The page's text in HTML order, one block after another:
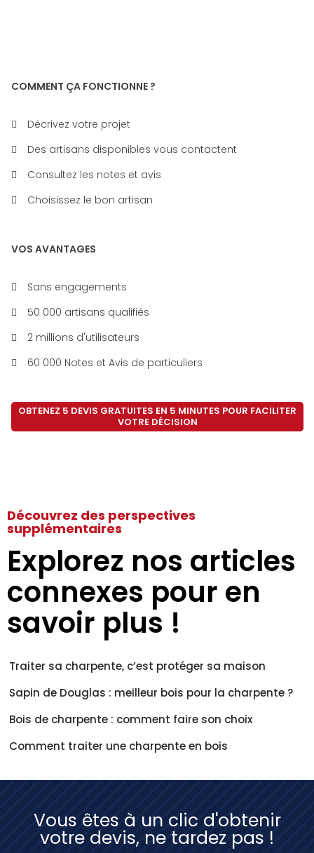
COMMENT ÇA FONCTIONNE ?
Décrivez votre projet
Des artisans disponibles vous contactent
Consultez les notes et avis
Choisissez le bon artisan
VOS AVANTAGES
Sans engagements
50 000 artisans qualifiés
2 millions d'utilisateurs
60 000 Notes et Avis de particuliers
OBTENEZ 5 DEVIS GRATUITES EN 5 MINUTES POUR FACILITER
VOTRE DÉCISION
Découvrez des perspectives
supplémentaires
Explorez nos articles
connexes pour en
savoir plus !
Traiter sa charpente, c’est protéger sa maison
Sapin de Douglas : meilleur bois pour la charpente ?
Bois de charpente : comment faire son choix
Comment traiter une charpente en bois
Vous êtes à un clic d'obtenir
votre devis, ne tardez pas !